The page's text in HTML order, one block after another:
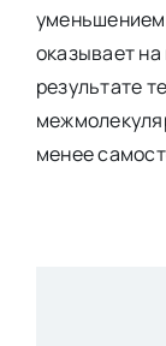
уменьшением
оказывает
результате
менее